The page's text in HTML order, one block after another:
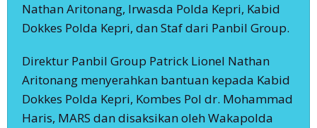
Nathan Aritonang, Irwasda Polda Kepri, Kabid
Dokkes Polda Kepri, dan Staf dari Panbil Group.
Direktur Panbil Group Patrick Lionel Nathan
Aritonang menyerahkan bantuan kepada Kabid
Dokkes Polda Kepri, Kombes Pol dr. Mohammad
Haris, MARS dan disaksikan oleh Wakapolda